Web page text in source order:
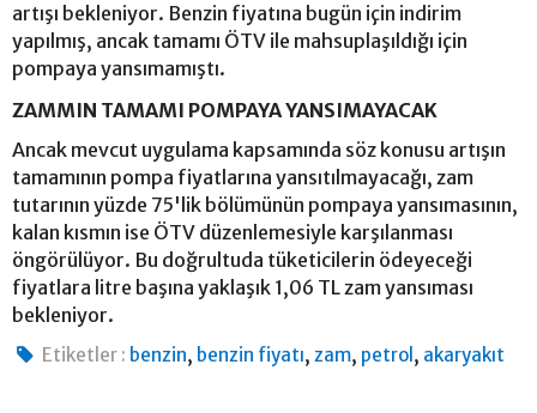
artışı bekleniyor. Benzin fiyatına bugün için indirim
yapılmış, ancak tamamı ÖTV ile mahsuplaşıldığı için
pompaya yansımamıştı.
ZAMMIN TAMAMI POMPAYA YANSIMAYACAK
Ancak mevcut uygulama kapsamında söz konusu artışın
tamamının pompa fiyatlarına yansıtılmayacağı, zam
tutarının yüzde 75'lik bölümünün pompaya yansımasının,
kalan kısmın ise ÖTV düzenlemesiyle karşılanması
öngörülüyor. Bu doğrultuda tüketicilerin ödeyeceği
fiyatlara litre başına yaklaşık 1,06 TL zam yansıması
bekleniyor.
Etiketler : benzin, benzin fiyatı,zam, petrol , akaryakıt